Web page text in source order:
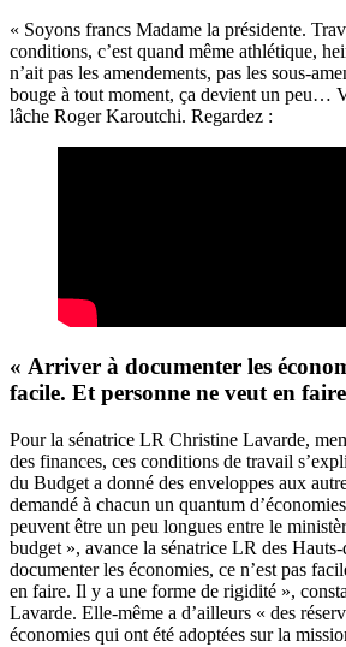
« Soyons francs Madame la présidente.
conditions, c’est quand même athlétique,
n’ait pas les amendements, pas les sous-
bouge à tout moment, ça devient un peu…
lâche Roger Karoutchi. Regardez :
« Arriver à documenter les
facile. Et personne ne veut en
Pour la sénatrice LR Christine Lavarde,
des finances, ces conditions de travail
du Budget a donné des enveloppes aux
demandé à chacun un quantum
peuvent être un peu longues entre le
budget », avance la sénatrice LR des
documenter les économies, ce n’est pas
en faire. Il y a une forme de rigidité »,
Lavarde. Elle-même a d’ailleurs « des
économies qui ont été adoptées sur la